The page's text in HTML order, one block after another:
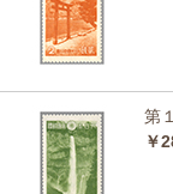
第
￥